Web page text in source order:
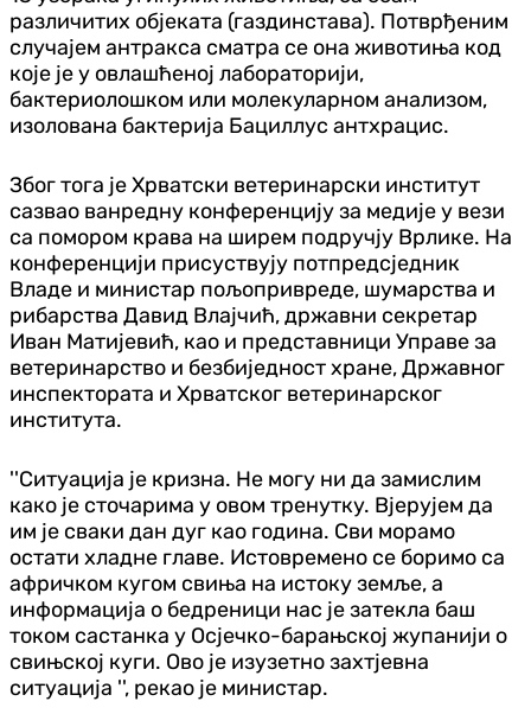
различитих објеката (газдинстава). Потврђеним
случајем антракса сматра се она животиња код
које је у овлашћеној лабораторији,
бактериолошком или молекуларном анализом,
изолована бактерија Бациллус антхрацис.
Због тога је Хрватски ветеринарски институт
сазвао ванредну конференцију за медије у вези
са помором крава на ширем подручју Врлике. На
конференцији присуствују потпредсједник
Владе и министар пољопривреде, шумарства и
рибарства Давид Влајчић, државни секретар
Иван Матијевић, као и представници Управе за
ветеринарство и безбиједност хране, Државног
инспектората и Хрватског ветеринарског
института.
''Ситуација је кризна. Не могу ни да замислим
како је сточарима у овом тренутку. Вјерујем да
им је сваки дан дуг као година. Сви морамо
остати хладне главе. Истовремено се боримо са
афричком кугом свиња на истоку земље, а
информација о бедреници нас је затекла баш
током састанка у Осјечко-барањској жупанији о
свињској куги. Ово је изузетно захтјевна
ситуација '', рекао је министар.